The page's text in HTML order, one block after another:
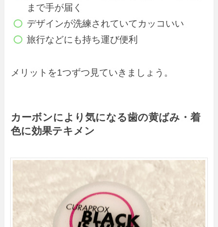
まで手が届く
デザインが洗練されていてカッコいい
旅行などにも持ち運び便利
メリットを1つずつ見ていきましょう。
カーボンにより気になる歯の黄ばみ・着
色に効果テキメン